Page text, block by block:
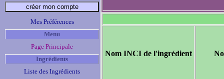
Mes Préférences
Menu
Page Principale
Ingrédients
Liste des Ingrédients
Nom INCI de l'ingrédient